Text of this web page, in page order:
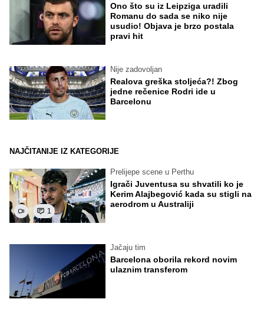
Ono što su iz Leipziga uradili
Romanu do sada se niko nije
usudio! Objava je brzo postala
pravi hit
Nije zadovoljan
Realova greška stoljeća?! Zbog
jedne rečenice Rodri ide u
Barcelonu
NAJČITANIJE IZ KATEGORIJE
1
Prelijepe scene u Perthu
Igrači Juventusa su shvatili ko je
Kerim Alajbegović kada su stigli na
aerodrom u Australiji
Jačaju tim
Barcelona oborila rekord novim
ulaznim transferom